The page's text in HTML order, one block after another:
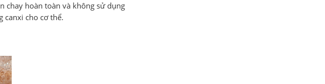
chay hoàn toàn và không sử dụng
canxi cho cơ thể.